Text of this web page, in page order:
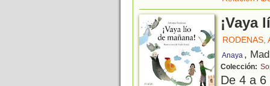
¡Vaya
RODENAS,
Anaya ,
Colección:
De 4 a